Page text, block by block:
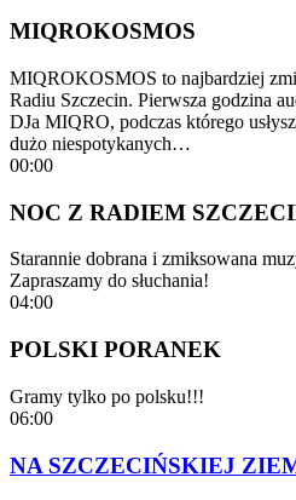
MIQROKOSMOS
MIQROKOSMOS to najbardziej
Radiu Szczecin. Pierwsza godzina
DJa MIQRO, podczas którego
dużo niespotykanych…
00:00
NOC Z RADIEM
Starannie dobrana i zmiksowana
Zapraszamy do słuchania!
04:00
POLSKI PORANEK
Gramy tylko po polsku!!!
06:00
NA SZCZECIŃSKIEJ